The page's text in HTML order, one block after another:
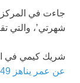
جاءت في
شهرتي’، والتي
شريك كيمي في
عن عمر يناهز 49 عامًا في 2022.